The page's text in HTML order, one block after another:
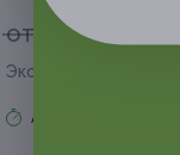
от 1 000 руб.
Экономия от 300 руб.
Акция завершена